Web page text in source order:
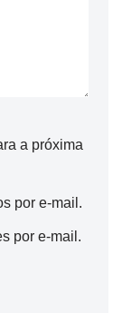
a próxima
por e-mail.
por e-mail.